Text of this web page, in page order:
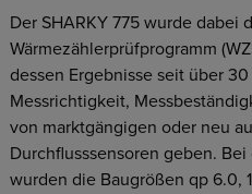
Der SHARKY 775 wurde dabei
Wärmezählerprüfprogramm
dessen Ergebnisse seit über
Messrichtigkeit,
von marktgängigen oder neu
Durchflusssensoren geben.
wurden die Baugrößen qp 6.0,